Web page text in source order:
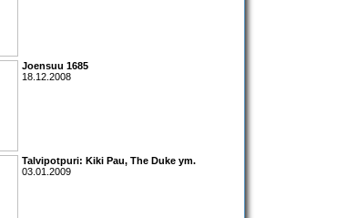
Joensuu 1685
18.12.2008
Talvipotpuri: Kiki Pau, The Duke ym.
03.01.2009